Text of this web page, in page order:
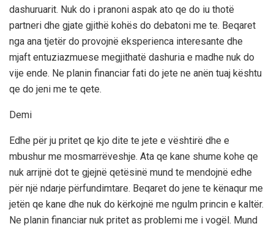
dashuruarit. Nuk do i pranoni aspak ato qe do iu thotë
partneri dhe gjate gjithë kohës do debatoni me te. Beqaret
nga ana tjetër do provojnë eksperienca interesante dhe
mjaft entuziazmuese megjithatë dashuria e madhe nuk do
vije ende. Ne planin financiar fati do jete ne anën tuaj kështu
qe do jeni me te qete.
Demi
Edhe për ju pritet qe kjo dite te jete e vështirë dhe e
mbushur me mosmarrëveshje. Ata qe kane shume kohe qe
nuk arrijnë dot te gjejnë qetësinë mund te mendojnë edhe
për një ndarje përfundimtare. Beqaret do jene te kënaqur me
jetën qe kane dhe nuk do kërkojnë me ngulm princin e kaltër.
Ne planin financiar nuk pritet as problemi me i vogël. Mund